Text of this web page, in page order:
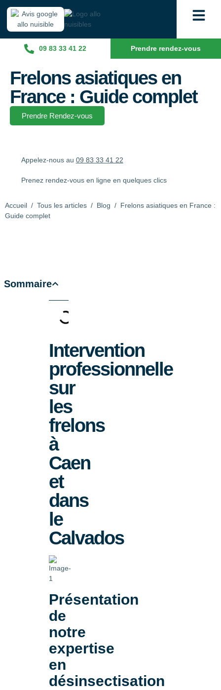
09 83 33 41 22 Prendre rendez-vous
Frelons asiatiques en
France : Guide complet
Prendre Rendez-vous
Appelez-nous au 09 83 33 41 22
Prenez rendez-vous en ligne en quelques clics
Accueil / Tous les articles / Blog / Frelons asiatiques en France :
Guide complet
Sommaire
Intervention
professionnelle
sur
les
frelons
à
Caen
et
dans
le
Calvados
Présentation
de
notre
expertise
en
désinsectisation